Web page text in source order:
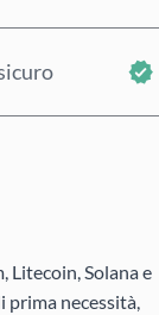
Litecoin, Solana e
prima necessità,